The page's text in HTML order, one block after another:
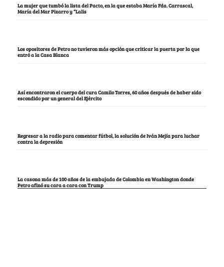
La mujer que tumbó la lista del Pacto, en la que estaba María Fda. Carrascal,
María del Mar Pizarro y “Lalis
Los opositores de Petro no tuvieron más opción que criticar la puerta por la que
entró a la Casa Blanca
Así encontraron el cuerpo del cura Camilo Torres, 60 años después de haber sido
escondido por un general del Ejército
Regresar a la radio para comentar fútbol, la solución de Iván Mejía para luchar
contra la depresión
La casona más de 100 años de la embajada de Colombia en Washington donde
Petro afinó su cara a cara con Trump